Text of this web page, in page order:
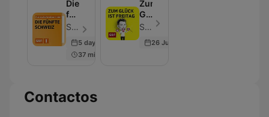
Die
fünfte
Schweiz
Schweizer Radio und Fernsehen (SRF) - Episodio 50
5 days ago
37 min
Zum
Glück
istSchweizer Radio und Fernsehen (SRF) - Episodio 50
26 Jun 2026
Contactos